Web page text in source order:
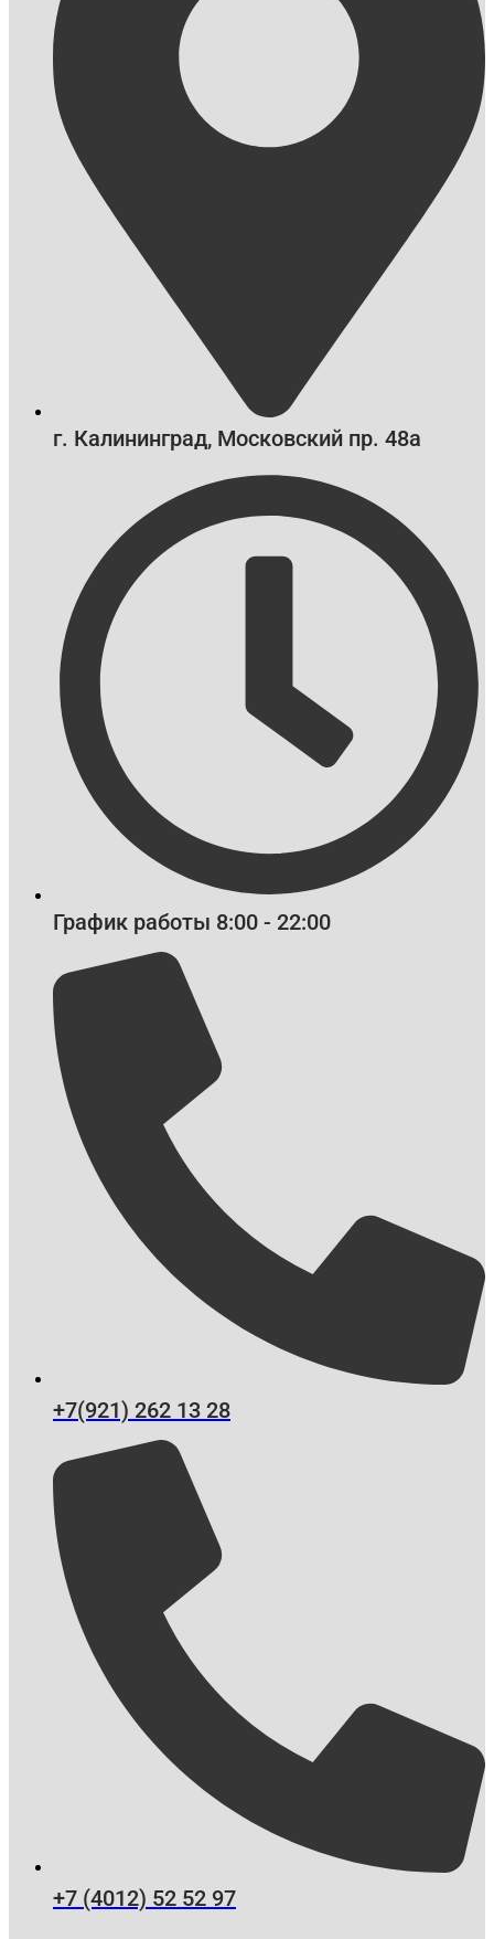
г. Калининград, Московский пр. 48а
График работы 8:00 - 22:00
+7(921) 262 13 28
+7 (4012) 52 52 97